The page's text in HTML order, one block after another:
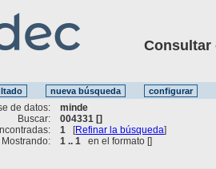
Consultar
de datos:
minde
Buscar:
004331 []
1 [Refinar la búsqueda]
Mostrando:
1 .. 1 en el formato []